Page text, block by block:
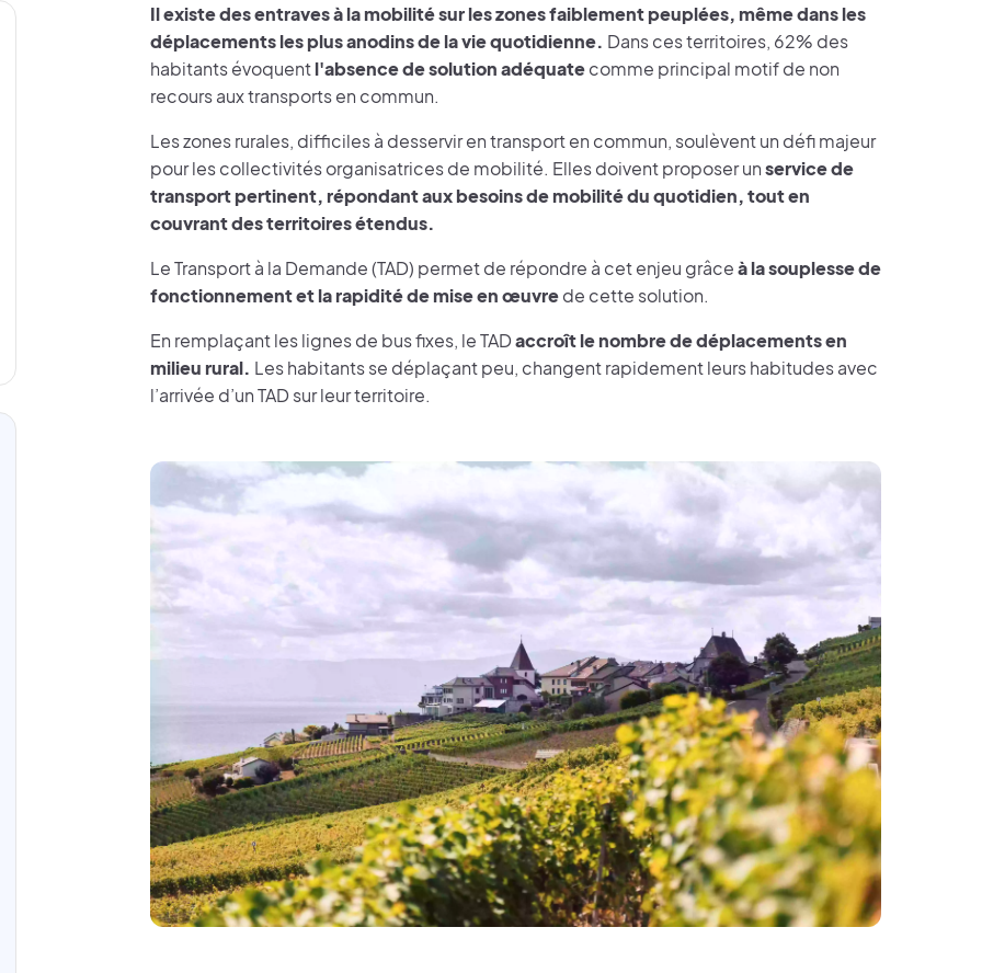
Il existe des entraves à la mobilité sur les zones faiblement peuplées, même dans les
déplacements les plus anodins de la vie quotidienne. Dans ces territoires, 62% des
habitants évoquentl'absence de solution adéquatecomme principal motif de non
recours aux transports en commun.
Les zones rurales, difficiles à desservir en transport en commun, soulèvent un défi majeur
pour les collectivités organisatrices de mobilité. Elles doivent proposer unservice de
transport pertinent, répondant aux besoins de mobilité du quotidien, tout en
couvrant des territoires étendus.
Le Transport à la Demande (TAD) permet de répondre à cet enjeu grâceà la souplesse de
fonctionnement et la rapidité de mise en œuvrede cette solution.
En remplaçant les lignes de bus fixes, le TADaccroît le nombre de déplacements en
milieu rural. Les habitants se déplaçant peu, changent rapidement leurs habitudes avec
l’arrivée d’un TAD sur leur territoire.